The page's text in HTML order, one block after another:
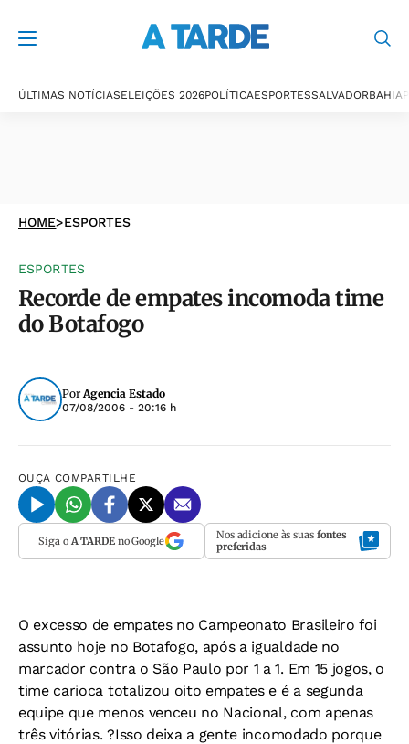
ÚLTIMAS NOTÍCIASELEIÇÕES 2026POLÍTICAESPORTESSALVADORBAHIA
HOME>ESPORTES
ESPORTES
Recorde de empates incomoda time
do Botafogo
PorAgencia Estado
07/08/2006 - 20:16 h
OUÇA COMPARTILHE
Siga o A TARDEno Google Nos adicione às suas fontes
preferidas
O excesso de empates no Campeonato Brasileiro foi
assunto hoje no Botafogo, após a igualdade no
marcador contra o São Paulo por 1 a 1. Em 15 jogos, o
time carioca totalizou oito empates e é a segunda
equipe que menos venceu no Nacional, com apenas
três vitórias. ?Isso deixa a gente incomodado porque